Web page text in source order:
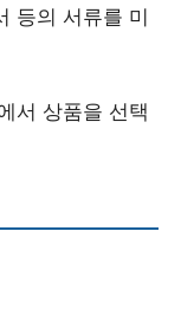
등의 서류를 미
서 상품을 선택